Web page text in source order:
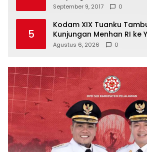
September 9, 2017 0
5
Kodam XIX Tuanku
Kunjungan Menhan RI ke
952/Imam Bulqin, Perkuat
Agustus 6, 2026 0